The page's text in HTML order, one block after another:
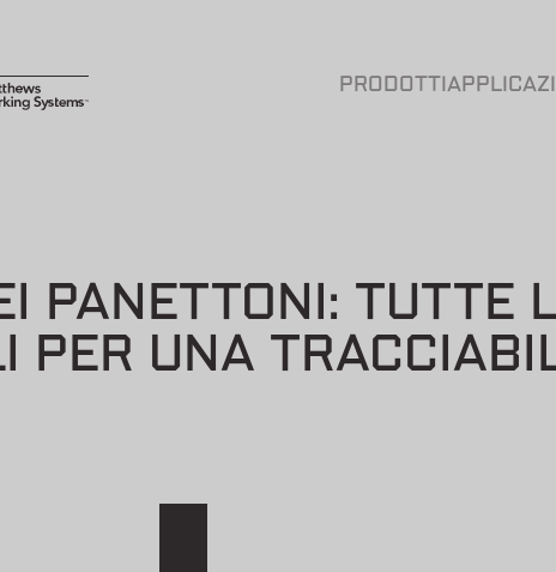
PRODOTTI
PANETTONI: TUTTE
PER UNA